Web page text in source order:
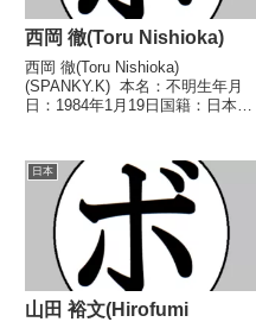
西岡 徹(Toru Nishioka)
西岡 徹(Toru Nishioka)
(SPANKY.K) 本名：不明生年月
日：1984年1月19日国籍：日本戦
ルター級新人王 【戦歴】
2008/06/15 ○4R...
日本
山田 裕文(Hirofumi